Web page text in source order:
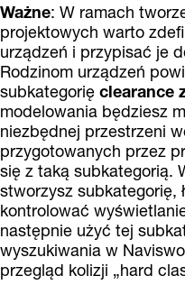
Ważne: W ramach
projektowych warto
urządzeń i przypisać je
Rodzinom urządzeń
subkategorię clearance
modelowania będziesz
niezbędnej przestrzeni
przygotowanych przez
się z taką subkategorią.
stworzysz subkategorię,
kontrolować
następnie użyć tej
wyszukiwania w
przegląd kolizji „hard